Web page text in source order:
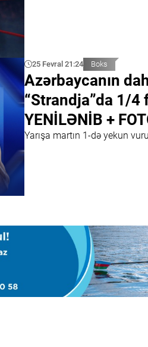
25 Fevral 21:24 Boks
Azərbaycanın
“Strandja”da 1/
YENİLƏNİB +
Yarışa martın 1-də yekun